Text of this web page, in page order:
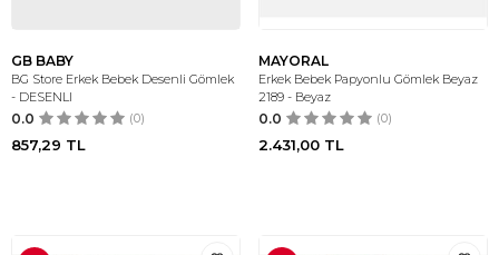
GB BABY
BG Store Erkek Bebek Desenli Gömlek
- DESENLI
0.0 (0)
857,29 TL
MAYORAL
Erkek Bebek Papyonlu Gömlek Beyaz
2189 - Beyaz
0.0 (0)
2.431,00 TL